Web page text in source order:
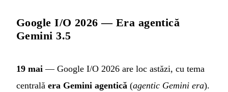
Google I/O 2026 — Era agentică
Gemini 3.5
19 mai — Google I/O 2026 are loc astăzi, cu tema
centrală era Gemini agentică (agentic Gemini era).